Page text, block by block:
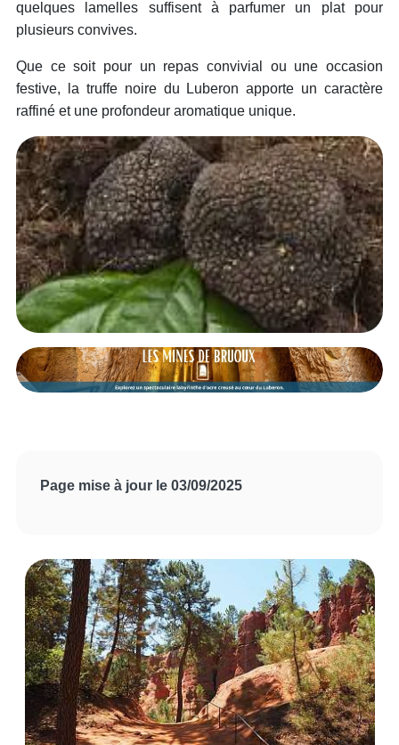
quelques lamelles suffisent à parfumer un plat pour
plusieurs convives.
Que ce soit pour un repas convivial ou une occasion
festive, la truffe noire du Luberon apporte un caractère
raffiné et une profondeur aromatique unique.
Page mise à jour le 03/09/2025